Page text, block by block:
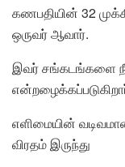
கணபதியின் 32
ஒருவர் ஆவார்.
இவர் சங்கடங்களை
எளிமையின்
விரதம் இருந்து